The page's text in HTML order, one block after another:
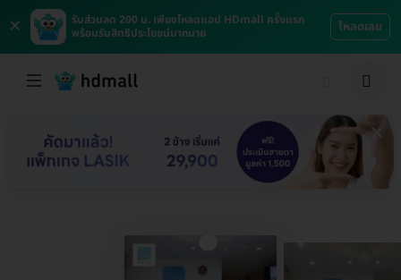
×
รับส่วนลด 200 บ. เพียงโหลดแอป HDmall ครั้งแรก
พร้อมรับสิทธิประโยชน์มากมาย
โหลดเลย